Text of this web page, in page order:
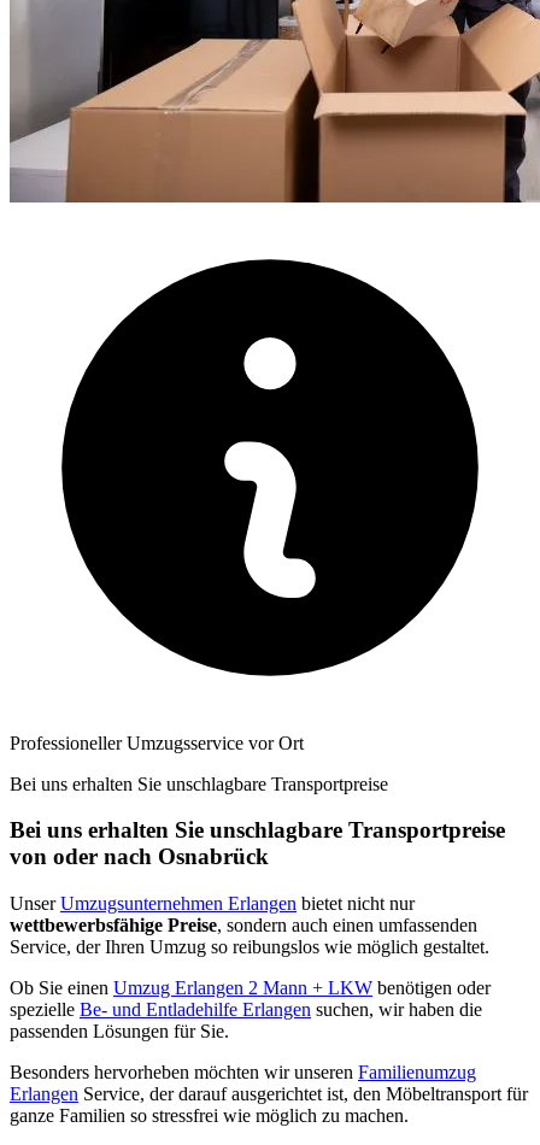
Professioneller Umzugsservice vor Ort
Bei uns erhalten Sie unschlagbare Transportpreise
Bei uns erhalten Sie unschlagbare Transportpreise
von oder nach Osnabrück
UnserUmzugsunternehmen Erlangen bietet nicht nur
wettbewerbsfähige Preise, sondern auch einen umfassenden
Service, der Ihren Umzug so reibungslos wie möglich gestaltet.
Ob Sie einen Umzug Erlangen 2 Mann + LKW benötigen oder
spezielle Be- und Entladehilfe Erlangen suchen, wir haben die
passenden Lösungen für Sie.
Besonders hervorheben möchten wir unseren Familienumzug
Erlangen Service, der darauf ausgerichtet ist, den Möbeltransport für
ganze Familien so stressfrei wie möglich zu machen.